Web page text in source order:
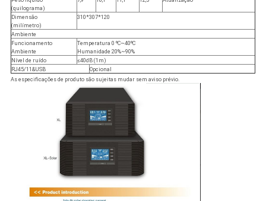
(quilograma)
Dimensão
(milímetro)
310*307*120
Ambiente
Funcionamento
Ambiente
Temperatura 0 ºC~40ºC
Humanidade 20%~90%
Nível de ruído
≤40dB (1m)
RJ45/11&USB
Opcional
As especificações de produto são sujeitas mudar sem aviso prévio.